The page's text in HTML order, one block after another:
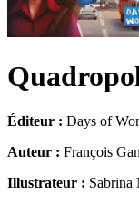
Éditeur : Days of
Auteur : François
Illustrateur : Sabrina